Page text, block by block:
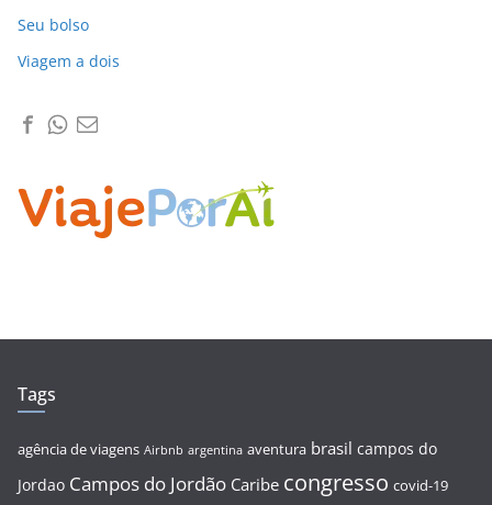
Seu bolso
Viagem a dois
Tags
agência de viagens Airbnb argentina aventura brasil campos do
Jordao Campos do Jordão Caribe congresso covid-19